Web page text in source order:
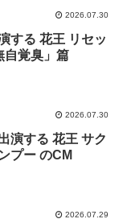
2026.07.30
する 花王 リセッ
自覚臭」篇
2026.07.30
演する 花王 サク
プー のCM
2026.07.29